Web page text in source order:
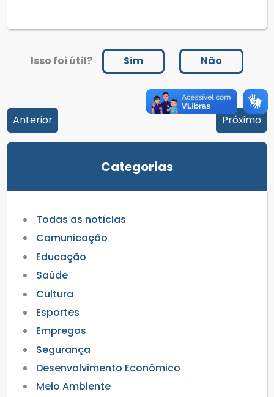
Isso foi útil? Sim Não
Anterior Próximo
Categorias
Todas as notícias
Comunicação
Educação
Saúde
Cultura
Esportes
Empregos
Segurança
Desenvolvimento Econômico
Meio Ambiente